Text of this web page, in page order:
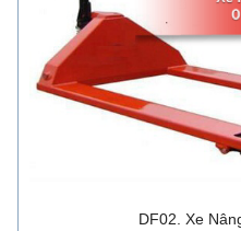
DF02. Xe